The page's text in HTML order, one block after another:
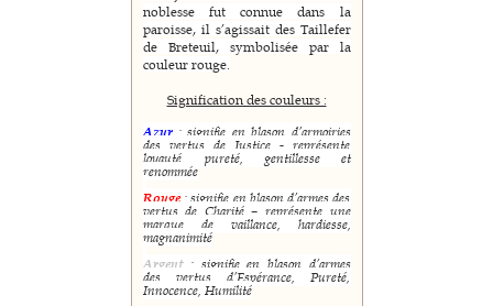
noblesse fut connue dans la
paroisse, il s’agissait des Taillefer
de Breteuil, symbolisée par la
couleur rouge.
Signification des couleurs :
Azur : signifie en blason d’armoiries
des vertus de Justice - représente
loyauté, pureté, gentillesse et
renommée
Rouge: signifie en blason d’armes des
vertus de Charité – représente une
marque de vaillance, hardiesse,
magnanimité
Argent : signifie en blason d’armes
des vertus d’Espérance, Pureté,
Innocence, Humilité